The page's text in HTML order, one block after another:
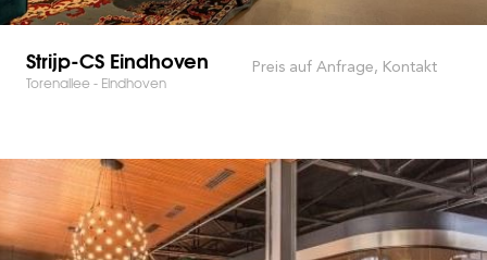
Strijp-CS Eindhoven
Torenallee - Eindhoven
Preis auf Anfrage, Kontakt